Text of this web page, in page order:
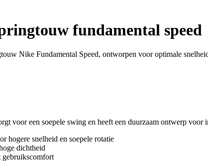
fundamental speed
Nike Fundamental Speed, ontworpen voor optimale
voor een soepele swing en heeft een duurzaam ontwerp voor
hogere snelheid en soepele rotatie
dichtheid
gebruikscomfort